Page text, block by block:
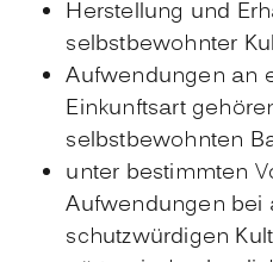
Herstellung und
selbstbewohnter
Aufwendungen an
Einkunftsart
selbstbewohnten
unter bestimmten
Aufwendungen bei
schutzwürdigen